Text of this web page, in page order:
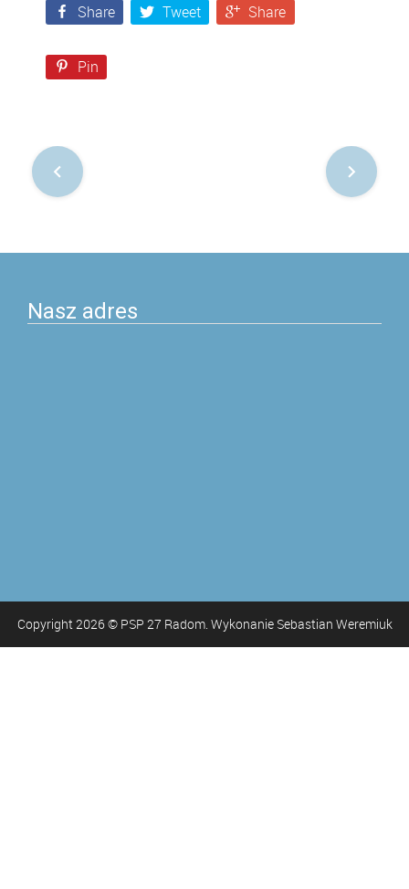
Share Tweet Share
Pin
Nawigacja
postach
Nasz adres
Copyright 2026© PSP 27 Radom. Wykonanie Sebastian Weremiuk